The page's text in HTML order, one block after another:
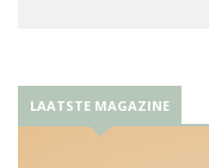
LAATSTE MAGAZINE